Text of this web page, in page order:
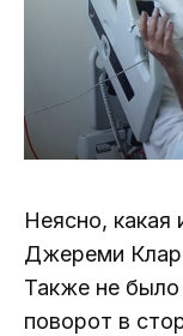
Неясно, какая
Джереми
Также не
поворот в